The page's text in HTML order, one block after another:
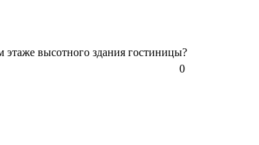
этаже высотного здания гостиницы?
0